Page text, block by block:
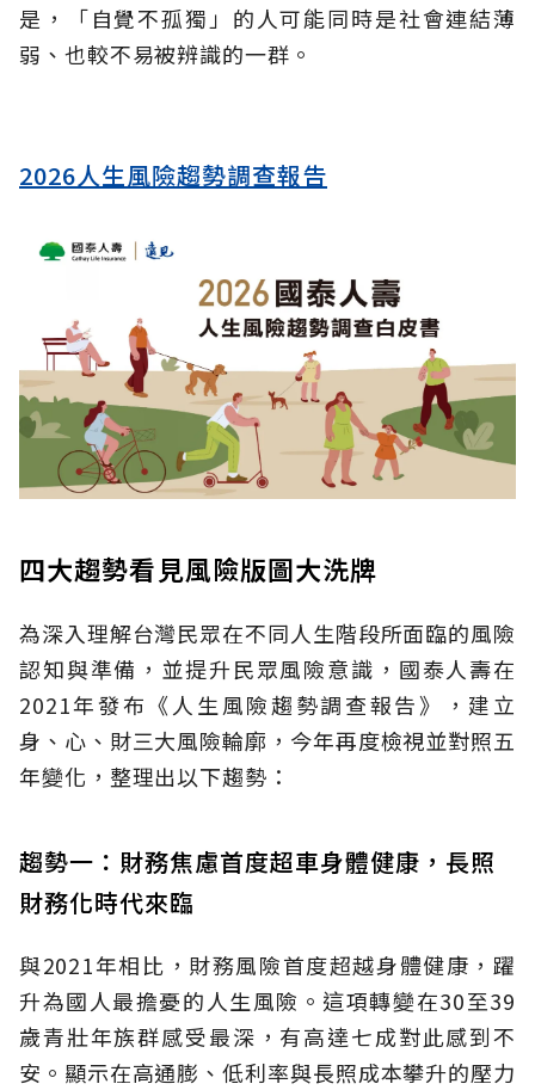
是，「自覺不孤獨」的人可能同時是社會連結薄
弱、也較不易被辨識的一群。
2026人生風險趨勢調查報告
四大趨勢看見風險版圖大洗牌
為深入理解台灣民眾在不同人生階段所面臨的風險
認知與準備，並提升民眾風險意識，國泰人壽在
2021年發布《人生風險趨勢調查報告》，建立
身、心、財三大風險輪廓，今年再度檢視並對照五
年變化，整理出以下趨勢：
趨勢一：財務焦慮首度超車身體健康，長照
財務化時代來臨
與2021年相比，財務風險首度超越身體健康，躍
升為國人最擔憂的人生風險。這項轉變在30至39
歲青壯年族群感受最深，有高達七成對此感到不
安。顯示在高通膨、低利率與長照成本攀升的壓力